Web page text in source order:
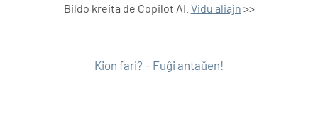
Bildo kreita de Copilot AI. Vidu aliajn >>
Kion fari? – Fuĝi antaŭen!